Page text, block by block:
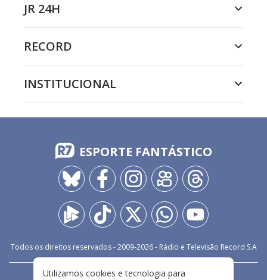
JR 24H
RECORD
INSTITUCIONAL
ESPORTE FANTÁSTICO
Todos os direitos reservados - 2009-2026- Rádio e Televisão Record S.A
Utilizamos cookies e tecnologia para